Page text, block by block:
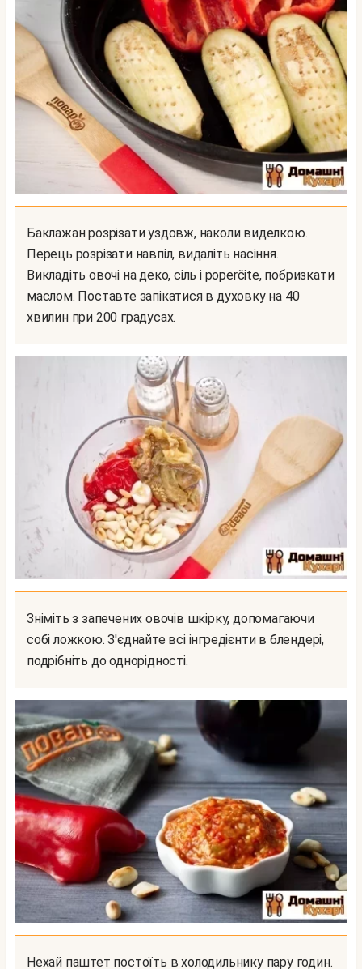
Баклажан розрізати уздовж, наколи виделкою.
Перець розрізати навпіл, видаліть насіння.
Викладіть овочі на деко, сіль і poperčite, побризкати
маслом. Поставте запікатися в духовку на 40
хвилин при 200 градусах.
Зніміть з запечених овочів шкірку, допомагаючи
собі ложкою. З'єднайте всі інгредієнти в блендері,
подрібніть до однорідності.
Нехай паштет постоїть в холодильнику пару годин.